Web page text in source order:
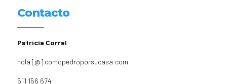
Contacto
Patricia Corral
hola [@] comopedroporsucasa.com
611 156 674